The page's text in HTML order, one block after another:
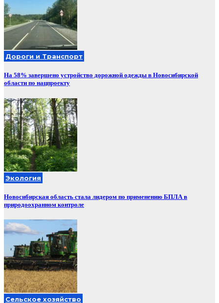
Дороги и Транспорт
На 58% завершено устройство дорожной одежды в Новосибирской
области по нацпроекту
Экология
Новосибирская область стала лидером по применению БПЛА в
природоохранном контроле
Сельское хозяйство